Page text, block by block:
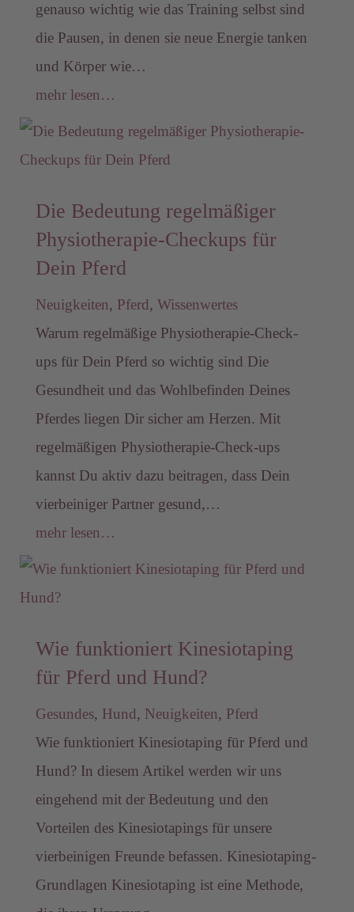
genauso wichtig wie das Training selbst sind
die Pausen, in denen sie neue Energie tanken
und Körper wie…
mehr lesen…
Die Bedeutung regelmäßiger
Physiotherapie-Checkups für
Dein Pferd
Neuigkeiten, Pferd, Wissenwertes
Warum regelmäßige Physiotherapie-Check-
ups für Dein Pferd so wichtig sind Die
Gesundheit und das Wohlbefinden Deines
Pferdes liegen Dir sicher am Herzen. Mit
regelmäßigen Physiotherapie-Check-ups
kannst Du aktiv dazu beitragen, dass Dein
vierbeiniger Partner gesund,…
mehr lesen…
Wie funktioniert Kinesiotaping
für Pferd und Hund?
Gesundes, Hund, Neuigkeiten, Pferd
Wie funktioniert Kinesiotaping für Pferd und
Hund? In diesem Artikel werden wir uns
eingehend mit der Bedeutung und den
Vorteilen des Kinesiotapings für unsere
vierbeinigen Freunde befassen. Kinesiotaping-
Grundlagen Kinesiotaping ist eine Methode,